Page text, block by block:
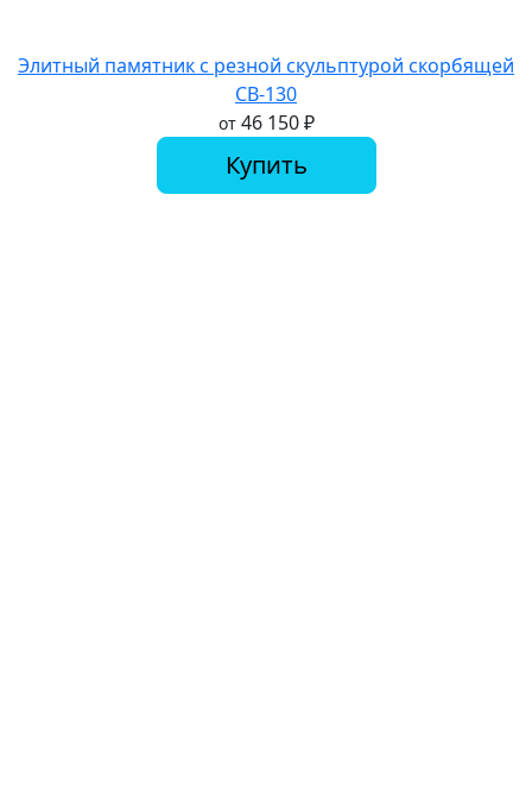
Элитный памятник с резной скульптурой скорбящей
СВ-130
от 46 150₽
Купить